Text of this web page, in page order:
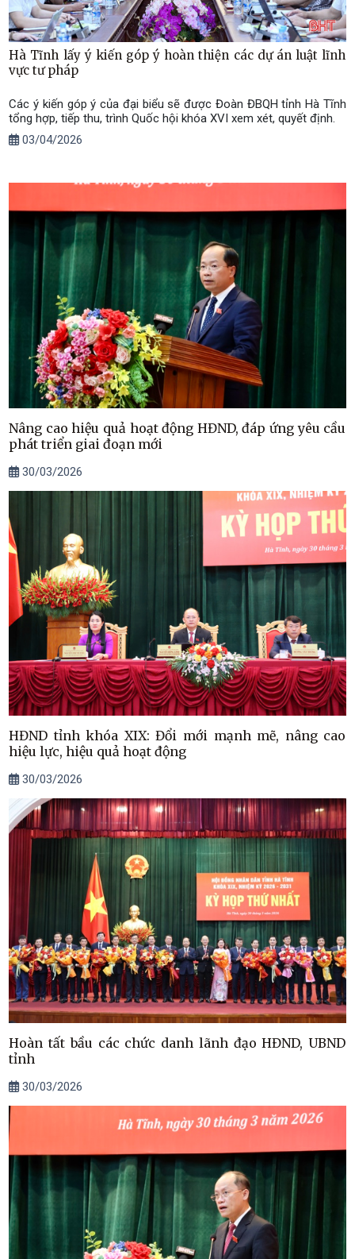
Hà Tĩnh lấy ý kiến góp ý hoàn thiện các dự án luật lĩnh
vực tư pháp
Các ý kiến góp ý của đại biểu sẽ được Đoàn ĐBQH tỉnh Hà Tĩnh
tổng hợp, tiếp thu, trình Quốc hội khóa XVI xem xét, quyết định.
03/04/2026
Nâng cao hiệu quả hoạt động HĐND, đáp ứng yêu cầu
phát triển giai đoạn mới
30/03/2026
HĐND tỉnh khóa XIX: Đổi mới mạnh mẽ, nâng cao
hiệu lực, hiệu quả hoạt động
30/03/2026
Hoàn tất bầu các chức danh lãnh đạo HĐND, UBND
tỉnh
30/03/2026